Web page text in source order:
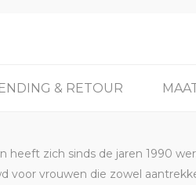
& RETOUR
heeft zich sinds de jaren 1990
vrouwen die zowel